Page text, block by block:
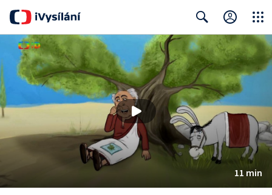
Search Close
11 min